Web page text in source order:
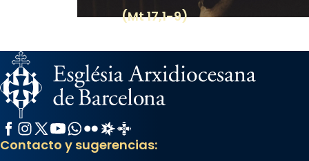
(Mt 17,1-9)
Facebook
Instagram
X / Twitter
YouTube
WhatsApp
FlickrRadio Estel
Catalunya Cristiana
Contacto y sugerencias: